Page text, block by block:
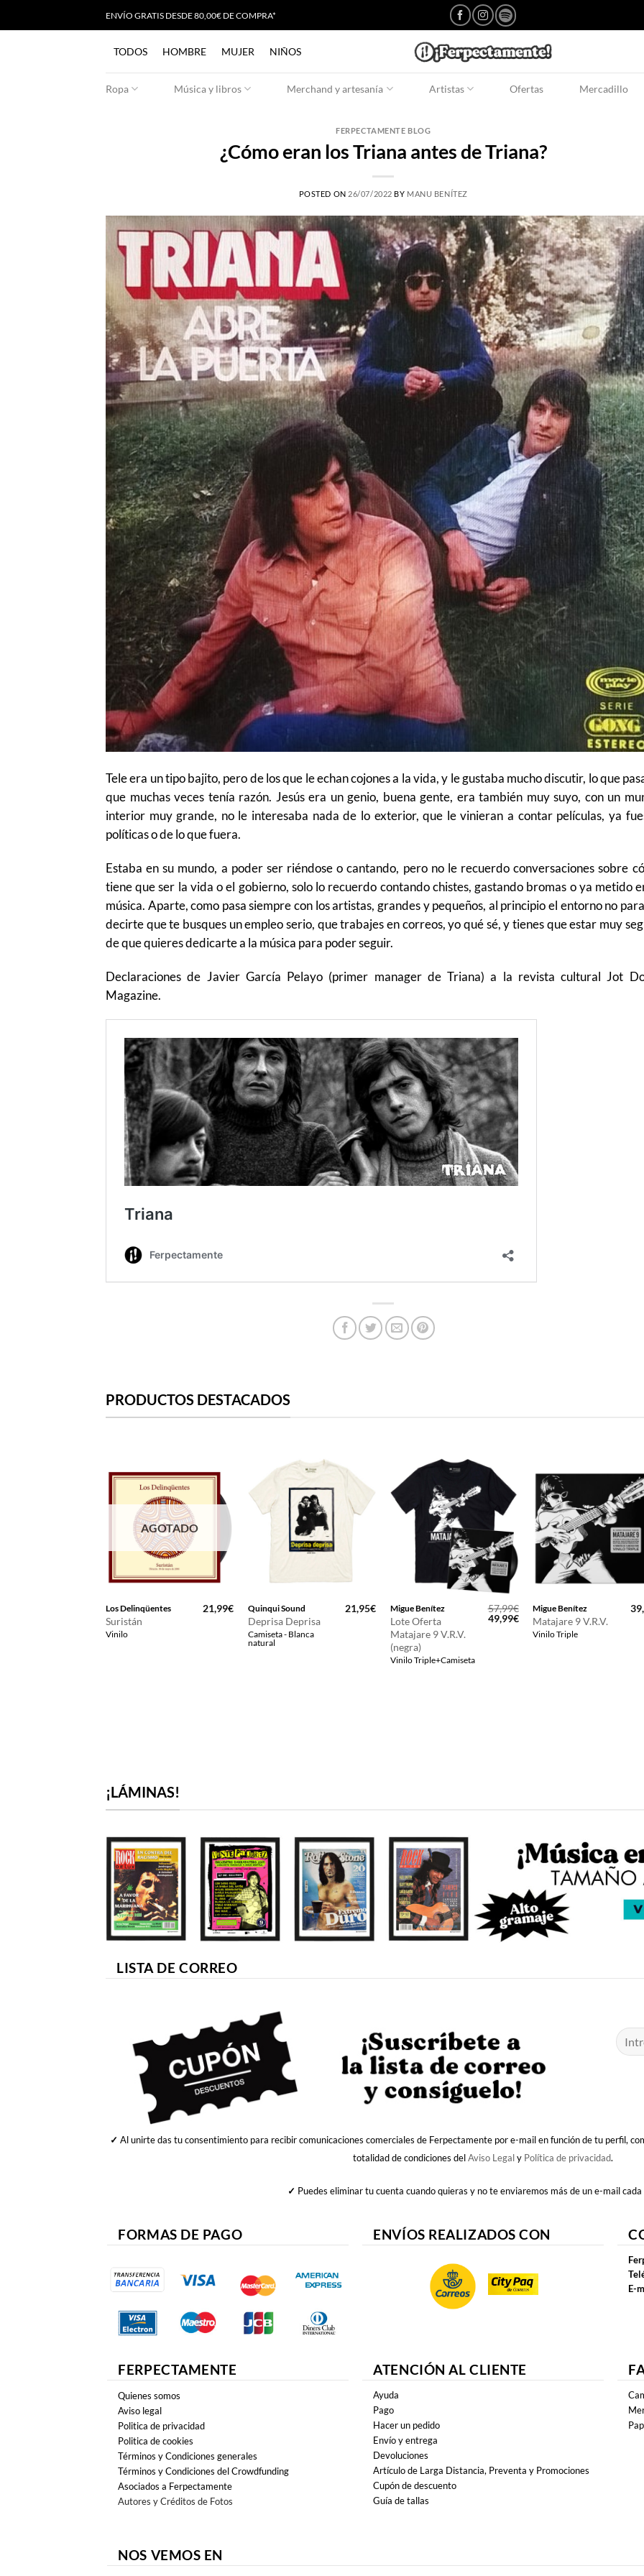
ENVÍO GRATIS DESDE 80,00€ DE COMPRA*
TODOS HOMBRE MUJER NIÑOS
Ropa Música y libros Merchand y artesanía Artistas Ofertas Mercadillo
FERPECTAMENTE BLOG
¿Cómo eran los Triana antes de Triana?
POSTED ON 26/07/2022 BY MANU BENÍTEZ
Tele era un tipo bajito, pero de los que le echan cojones a la vida, y le gustaba mucho discutir, lo que
que muchas veces tenía razón. Jesús era un genio, buena gente, era también muy suyo, con un
interior muy grande, no le interesaba nada de lo exterior, que le vinieran a contar películas, ya
políticas o de lo que fuera.
Estaba en su mundo, a poder ser riéndose o cantando, pero no le recuerdo conversaciones sobre
tiene que ser la vida o el gobierno, solo lo recuerdo contando chistes, gastando bromas o ya metido
música. Aparte, como pasa siempre con los artistas, grandes y pequeños, al principio el entorno no
decirte que te busques un empleo serio, que trabajes en correos, yo qué sé, y tienes que estar muy
de que quieres dedicarte a la música para poder seguir.
Declaraciones de Javier García Pelayo (primer manager de Triana) a la revista cultural Jot
Magazine.
PRODUCTOS DESTACADOS
AGOTADO
Los Delinqüentes
Suristán
Vinilo
21,99€ Quinqui Sound
Deprisa Deprisa
Camiseta - Blanca
natural
21,95€ Migue Benítez
Lote Oferta
Matajare 9 V.R.V.
(negra)
Vinilo Triple+Camiseta
57,99€
El
precio
49,99€El
precio
actual
Migue Benítez
Matajare 9 V.R.V.
Vinilo Triple
¡LÁMINAS!
LISTA DE CORREO
✓ Al unirte das tu consentimiento para recibir comunicaciones comerciales de Ferpectamente por e-mail en función de tu perfil,
totalidad de condiciones delAviso Legaly Política de privacidad.
✓ Puedes eliminar tu cuenta cuando quieras y no te enviaremos más de un e-mail
FORMAS DE PAGO ENVÍOS REALIZADOS CON
E-
FERPECTAMENTE
Quienes somos
Aviso legal
Politica de privacidad
Politica de cookies
Términos y Condiciones generales
Términos y Condiciones del Crowdfunding
Asociados a Ferpectamente
Autores y Créditos de Fotos
ATENCIÓN AL CLIENTE
Ayuda
Pago
Hacer un pedido
Envío y entrega
Devoluciones
Artículo de Larga Distancia, Preventa y Promociones
Cupón de descuento
Guía de tallas
NOS VEMOS EN